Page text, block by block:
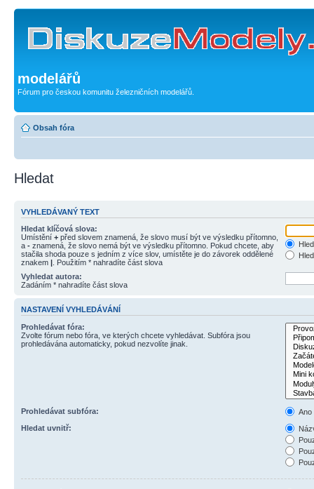
modelářů
Fórum pro českou komunitu železničních modelářů.
Obsah fóra
Hledat
VYHLEDÁVANÝ TEXT
Hledat klíčová slova:
Umístění + před slovem znamená, že slovo musí být ve výsledku přítomno,
a - znamená, že slovo nemá být ve výsledku přítomno. Pokud chcete, aby
stačila shoda pouze s jedním z více slov, umístěte je do závorek oddělené
znakem | . Použitím * nahradíte část slova
Vyhledat autora:
Zadáním * nahradíte část slova
NASTAVENÍ VYHLEDÁVÁNÍ
Prohledávat fóra:
Zvolte fórum nebo fóra, ve kterých chcete vyhledávat. Subfóra jsou
prohledávána automaticky, pokud nezvolíte jinak.
Prohledávat subfóra:
Ano
Hledat uvnitř: